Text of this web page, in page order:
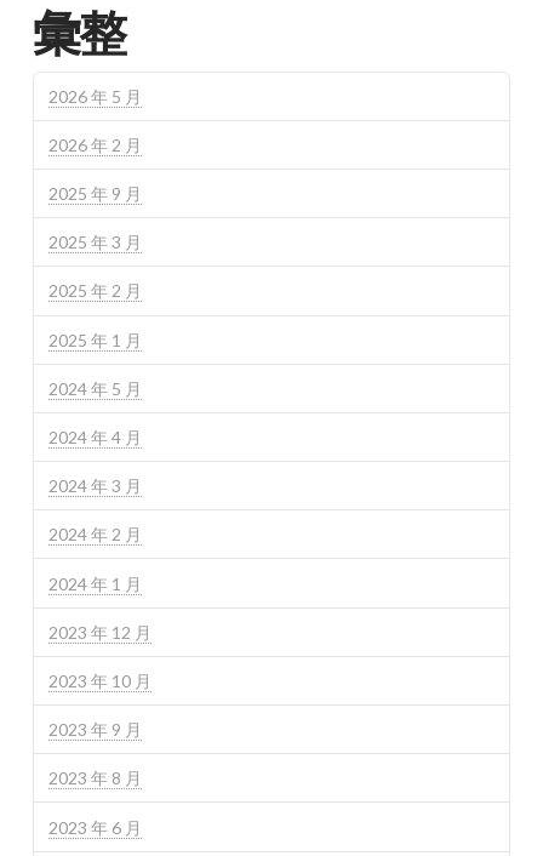
彙整
2026 年 5 月
2026 年 2 月
2025 年 9 月
2025 年 3 月
2025 年 2 月
2025 年 1 月
2024 年 5 月
2024 年 4 月
2024 年 3 月
2024 年 2 月
2024 年 1 月
2023 年 12 月
2023 年 10 月
2023 年 9 月
2023 年 8 月
2023 年 6 月